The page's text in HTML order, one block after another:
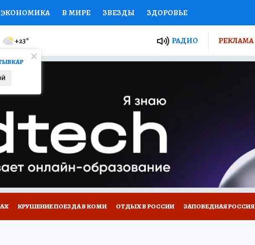
ЭКОНОМИКА В МИРЕ ЗВЕЗДЫ ЗДОРОВЬЕ
НАЦИОНАЛЬНЫЕ ПРОЕКТЫ РОССИИ
Я ЗНАЮ СЕМЬЯ ЖЕНСКИЕ СЕКРЕТЫ ПУТЕВОДИТЕЛЬ
КОНКУРСЫ ГИД ПОТРЕБИТЕЛЯ
+23° РАДИО РЕКЛАМА
КРУШЕНИЕ ПОЕЗДА В КОМИ ОТДЫХ В РОССИИ ЗАПОВЕДНАЯ РОССИЯ